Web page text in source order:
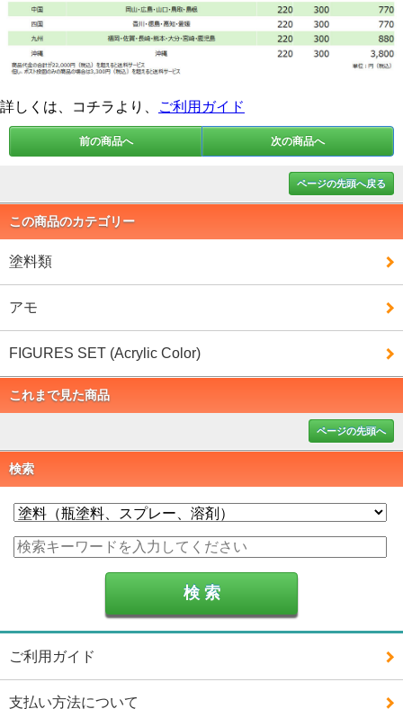
詳しくは、コチラより、 ご利用ガイド
前の商品へ 次の商品へ
ページの先頭へ戻る
この商品のカテゴリー
塗料類
アモ
FIGURES SET (Acrylic Color)
これまで見た商品
ページの先頭へ
検索
ご利用ガイド
支払い方法について